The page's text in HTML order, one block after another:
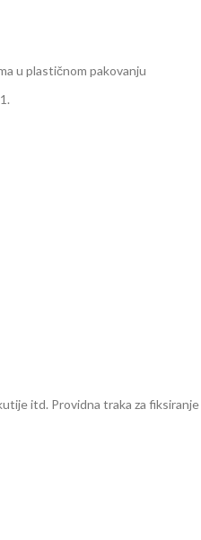
u plastičnom pakovanju
itd. Providna traka za